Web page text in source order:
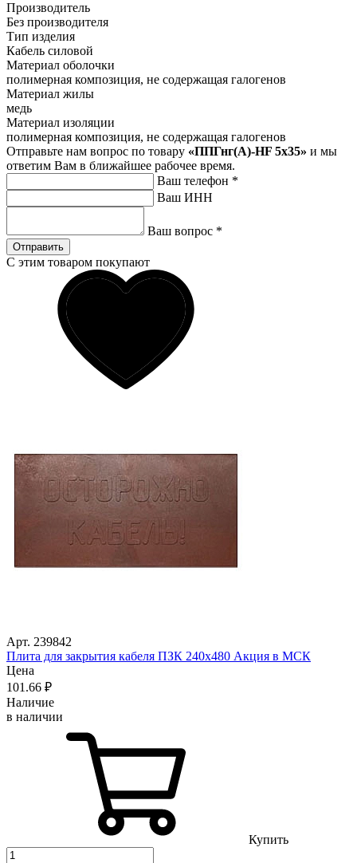
Производитель
Без производителя
Тип изделия
Кабель силовой
Материал оболочки
полимерная композиция, не содержащая галогенов
Материал жилы
медь
Материал изоляции
полимерная композиция, не содержащая галогенов
Отправьте нам вопрос по товару «ППГнг(А)-HF 5х35» и мы
ответим Вам в ближайшее рабочее время.
Ваш телефон *
Ваш ИНН
Ваш вопрос *
Отправить
С этим товаром покупают
Арт. 239842
Плита для закрытия кабеля ПЗК 240х480 Акция в МСК
Цена
101 .66 ₽
Наличие
в наличии
Купить